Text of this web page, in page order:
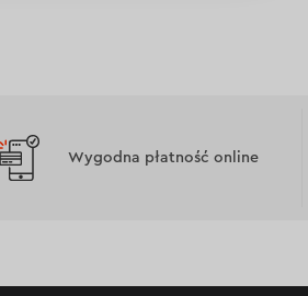
Wygodna płatność online